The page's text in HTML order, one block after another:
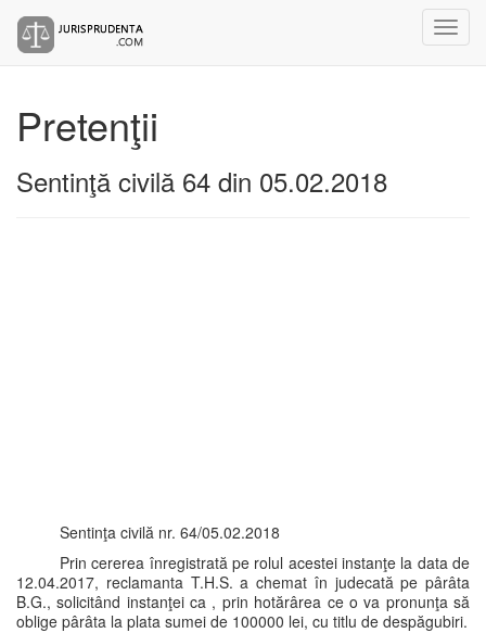
Pretenţii
Sentinţă civilă 64 din 05.02.2018
Sentinţa civilă nr. 64/05.02.2018
Prin cererea înregistrată pe rolul acestei instanţe la data de
12.04.2017, reclamanta T.H.S. a chemat în judecată pe pârâta
B.G., solicitând instanţei ca , prin hotărârea ce o va pronunţa să
oblige pârâta la plata sumei de 100000 lei, cu titlu de despăgubiri.